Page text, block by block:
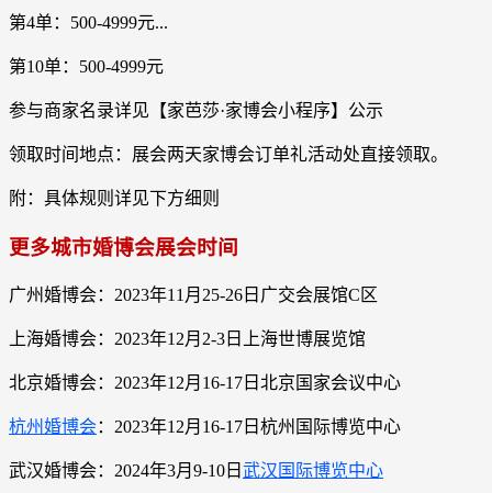
第4单：500-4999元...
第10单：500-4999元
参与商家名录详见【家芭莎·家博会小程序】公示
领取时间地点：展会两天家博会订单礼活动处直接领取。
附：具体规则详见下方细则
更多城市婚博会展会时间
广州婚博会：2023年11月25-26日广交会展馆C区
上海婚博会：2023年12月2-3日上海世博展览馆
北京婚博会：2023年12月16-17日北京国家会议中心
杭州婚博会：2023年12月16-17日杭州国际博览中心
武汉婚博会：2024年3月9-10日 武汉国际博览中心